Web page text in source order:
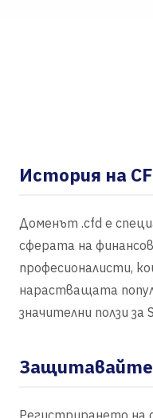
История на
Доменът .cfd е
сферата на
професионалисти,
нарастващата
значителни ползи
Защитавайте
Регистрирането на